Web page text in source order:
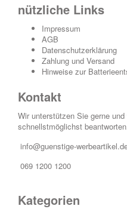
nützliche Links
Impressum
AGB
Datenschutzerklärung
Zahlung und Versand
Hinweise zur
Kontakt
Wir unterstützen Sie gerne
schnellstmöglichst
info@guenstige-
069 1200 1200
Kategorien